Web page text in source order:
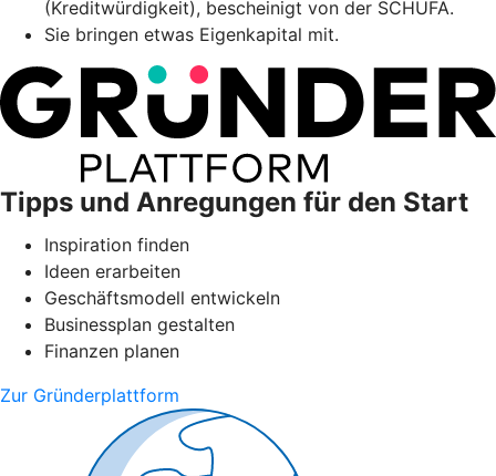
(Kreditwürdigkeit), bescheinigt von der SCHUFA.
Sie bringen etwas Eigenkapital mit.
Tipps und Anregungen für den Start
Inspiration finden
Ideen erarbeiten
Geschäftsmodell entwickeln
Businessplan gestalten
Finanzen planen
Zur Gründerplattform